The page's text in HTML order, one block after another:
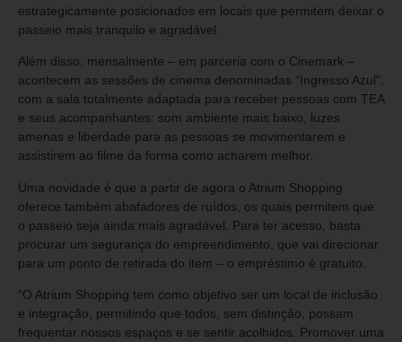
estrategicamente posicionados em locais que permitem deixar o
passeio mais tranquilo e agradável.
Além disso, mensalmente – em parceria com o Cinemark –
acontecem as sessões de cinema denominadas “Ingresso Azul”,
com a sala totalmente adaptada para receber pessoas com TEA
e seus acompanhantes: som ambiente mais baixo, luzes
amenas e liberdade para as pessoas se movimentarem e
assistirem ao filme da forma como acharem melhor.
Uma novidade é que a partir de agora o Atrium Shopping
oferece também abafadores de ruídos, os quais permitem que
o passeio seja ainda mais agradável. Para ter acesso, basta
procurar um segurança do empreendimento, que vai direcionar
para um ponto de retirada do item – o empréstimo é gratuito.
“O Atrium Shopping tem como objetivo ser um local de inclusão
e integração, permitindo que todos, sem distinção, possam
frequentar nossos espaços e se sentir acolhidos. Promover uma